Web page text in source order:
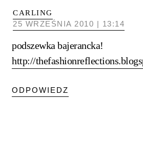
CARLING
25 WRZEŚNIA 2010 | 13:14
podszewka bajerancka!
http://
ODPOWIEDZ